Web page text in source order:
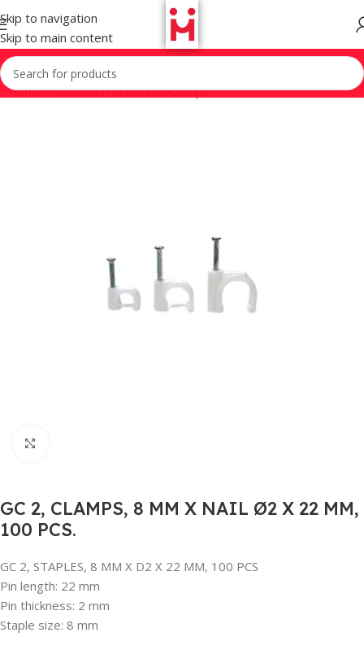
Skip to navigation
Skip to main content
Home/Installation Materials/Clamps
GC 2, CLAMPS, 8 MM X NAIL Ø2 X 22 MM,
100 PCS.
GC 2, STAPLES, 8 MM X D2 X 22 MM, 100 PCS
Pin length: 22 mm
Pin thickness: 2 mm
Staple size: 8 mm